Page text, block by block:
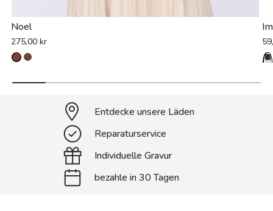
Noel
275,00 kr
Entdecke unsere Läden
Reparaturservice
Individuelle Gravur
bezahle in 30 Tagen